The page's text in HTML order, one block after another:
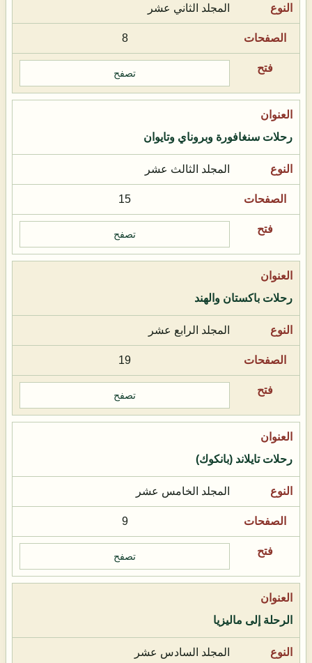
المجلد الثاني عشر
8
تصفح
رحلات سنغافورة وبروناي وتايوان
المجلد الثالث عشر
15
تصفح
رحلات باكستان والهند
المجلد الرابع عشر
19
تصفح
رحلات تايلاند (بانكوك)
المجلد الخامس عشر
9
تصفح
الرحلة إلى ماليزيا
المجلد السادس عشر